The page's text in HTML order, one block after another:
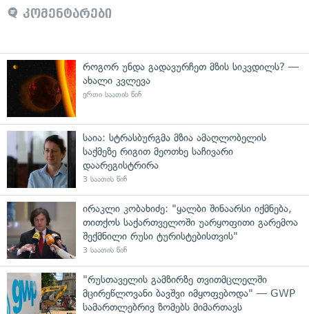
კომენტარები
როგორ უნდა გადავურჩეთ მზის სიკვდილს? —
ახალი კვლევა
ერთი საათის წინ
საია: სტრასბურგმა მზია ამაღლობელის
საქმეზე რიგით მეოთხე საჩივარი
დაარეგისტრირა
3 საათის წინ
ირაკლი კობახიძე: "ყალბი შინაარსი იქმნება,
თითქოს საქართველოში უარყოფითი გარემოა
შექმნილი რუსი ტურისტებისთვის"
3 საათის წინ
"რუსთაველის გამზირზე თვითმცლელში
მცირეწლოვანი ბავშვი იმყოფებოდა" — GWP
სამართლებრივ ზომებს მიმართავს